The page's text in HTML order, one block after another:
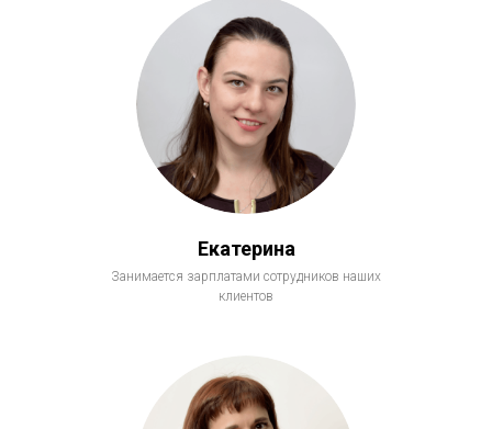
Екатерина
Занимается зарплатами сотрудников наших
клиентов